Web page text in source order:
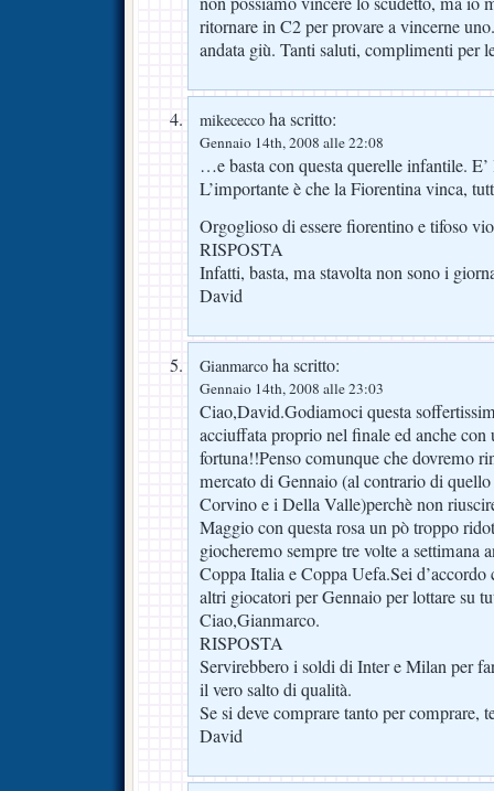
ritornare in C2 per provare a vincerne
andata giù. Tanti saluti, complimenti per
mikececco ha scritto:
Gennaio 14th, 2008 alle 22:08
…e basta con questa querelle infantile.
L’importante è che la Fiorentina vinca,
Orgoglioso di essere fiorentino e tifoso
RISPOSTA
Infatti, basta, ma stavolta non sono i
David
Gianmarco ha scritto:
Gennaio 14th, 2008 alle 23:03
Ciao,David.Godiamoci questa
acciuffata proprio nel finale ed anche
fortuna!!Penso comunque che dovremo
mercato di Gennaio (al contrario di
Corvino e i Della Valle)perchè non
Maggio con questa rosa un pò troppo
giocheremo sempre tre volte a settimana
Coppa Italia e Coppa Uefa.Sei
altri giocatori per Gennaio per lottare su
Ciao,Gianmarco.
RISPOSTA
Servirebbero i soldi di Inter e Milan per
il vero salto di qualità.
Se si deve comprare tanto per comprare,
David